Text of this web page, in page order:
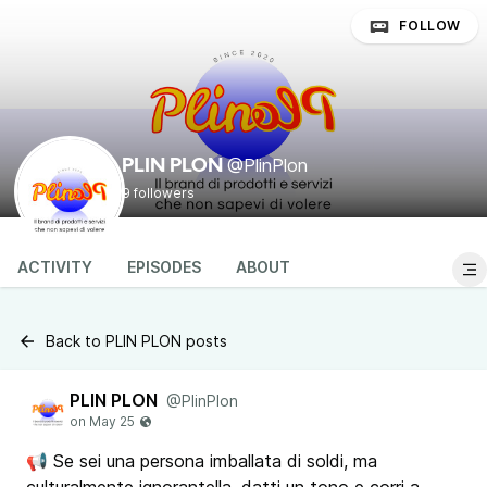
PLIN PLON @PlinPlon
9 followers
FOLLOW
ACTIVITY EPISODES ABOUT
Back to PLIN PLON posts
PLIN PLON @PlinPlon
📢 Se sei una persona imballata di soldi, ma